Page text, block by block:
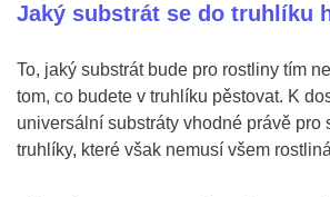
Jaký substrát se do truhlíku
To, jaký substrát bude pro rostliny tím
tom, co budete v truhlíku pěstovat. K
universální substráty vhodné právě pro
truhlíky, které však nemusí všem